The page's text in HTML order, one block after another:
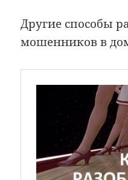
Другие способы
мошенников в